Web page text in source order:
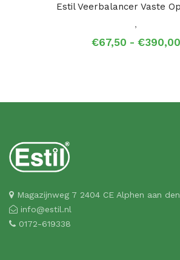
Estil Veerbalancer Vaste
,
€67,50 - €390,00
Magazijnweg 7 2404 CE Alphen aan
info@estil.nl
0172-619338